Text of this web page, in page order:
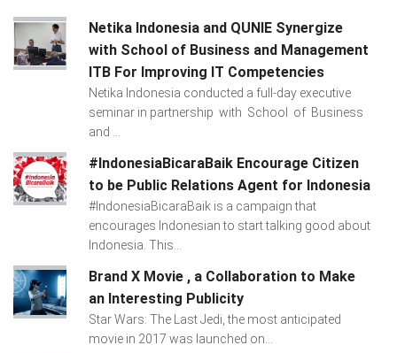
Netika Indonesia and QUNIE Synergize
with School of Business and Management
ITB For Improving IT Competencies
Netika Indonesia conducted a full-day executive
seminar in partnership with School of Business
and ...
#IndonesiaBicaraBaik Encourage Citizen
to be Public Relations Agent for Indonesia
#IndonesiaBicaraBaik is a campaign that
encourages Indonesian to start talking good about
Indonesia. This...
Brand X Movie , a Collaboration to Make
an Interesting Publicity
Star Wars: The Last Jedi, the most anticipated
movie in 2017 was launched on...